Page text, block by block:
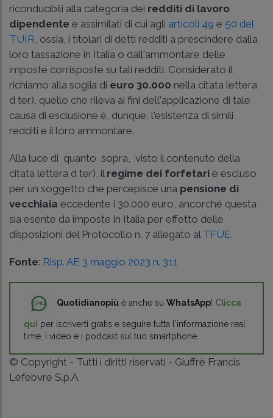
riconducibili alla categoria dei redditi di lavoro
dipendente e assimilati di cui agli articoli 49 e 50 del
TUIR , ossia, i titolari di detti redditi a prescindere dalla
loro tassazione in Italia o dall'ammontare delle
imposte corrisposte su tali redditi. Considerato il
richiamo alla soglia di euro 30.000 nella citata lettera
d ­ter), quello che rileva ai fini dell'applicazione di tale
causa di esclusione è, dunque, l'esistenza di simili
redditi e il loro ammontare.
Alla luce di quanto sopra, visto il contenuto della
citata lettera d­ ter), il regime dei forfetari è escluso
per un soggetto che percepisce una pensione di
vecchiaia eccedente i 30.000 euro, ancorché questa
sia esente da imposte in Italia per effetto delle
disposizioni del Protocollo n. 7 allegato al TFUE.
Fonte: Risp. AE 3 maggio 2023 n. 311
Quotidianopiù è anche su WhatsApp! Clicca
qui per iscriverti gratis e seguire tutta l'informazione real
time, i video e i podcast sul tuo smartphone.
© Copyright - Tutti i diritti riservati - Giuffrè Francis
Lefebvre S.p.A.